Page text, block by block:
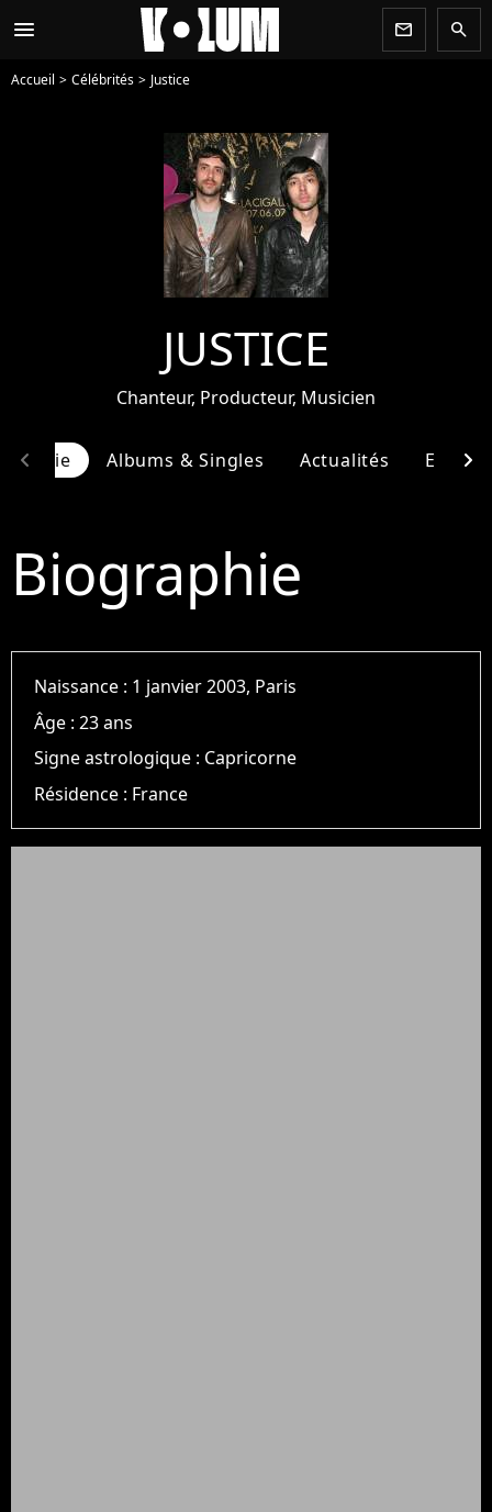
menu newsletter search
Accueil Célébrités Justice
JUSTICE
Chanteur, Producteur, Musicien
Albums & Singles Actualités
chevron_left chevron_right
Biographie
Naissance : 1 janvier 2003, Paris
Âge :23 ans
Signe astrologique : Capricorne
Résidence : France